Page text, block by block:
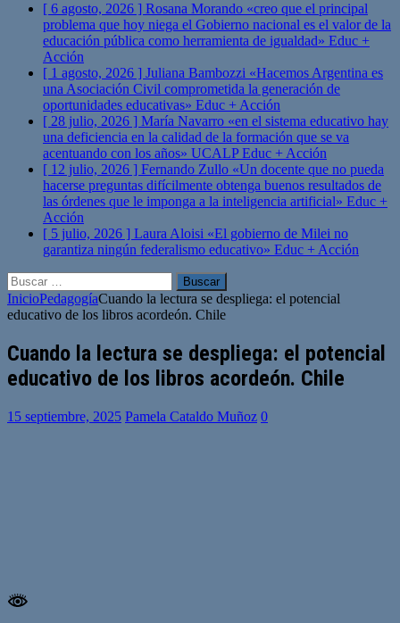
[ 6 agosto, 2026 ] Rosana Morando «creo que el principal
problema que hoy niega el Gobierno nacional es el valor de la
educación pública como herramienta de igualdad» Educ +
Acción
[ 1 agosto, 2026 ] Juliana Bambozzi «Hacemos Argentina es
una Asociación Civil comprometida la generación de
oportunidades educativas» Educ + Acción
[ 28 julio, 2026 ] María Navarro «en el sistema educativo hay
una deficiencia en la calidad de la formación que se va
acentuando con los años» UCALPEduc + Acción
[ 12 julio, 2026 ] Fernando Zullo «Un docente que no pueda
hacerse preguntas difícilmente obtenga buenos resultados de
las órdenes que le imponga a la inteligencia artificial» Educ +
Acción
[ 5 julio, 2026 ] Laura Aloisi «El gobierno de Milei no
garantiza ningún federalismo educativo» Educ + Acción
Buscar:
InicioPedagogíaCuando la lectura se despliega: el potencial
educativo de los libros acordeón. Chile
Cuando la lectura se despliega: el potencial
educativo de los libros acordeón. Chile
15 septiembre, 2025 Pamela Cataldo Muñoz 0